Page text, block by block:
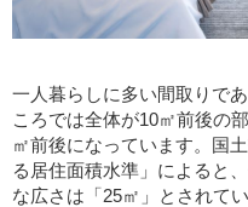
一人暮らしに多い間取りで
ころでは全体が10㎡前後の
㎡前後になっています。国
る居住面積水準」によると
な広さは「25㎡」とされて